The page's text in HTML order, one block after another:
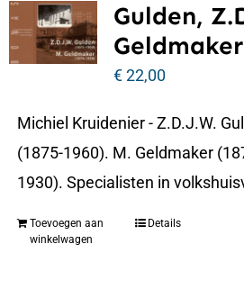
Gulden,
€22,00
Michiel Kruidenier - Z.D.J.W.
(1875-1960). M. Geldmaker
1930). Specialisten in
Toevoegen aan
winkelwagen
Details